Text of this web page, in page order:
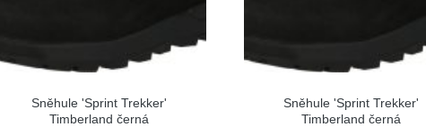
Sněhule 'Sprint Trekker'
Timberland černá
Sněhule 'Sprint Trekker'
Timberland černá